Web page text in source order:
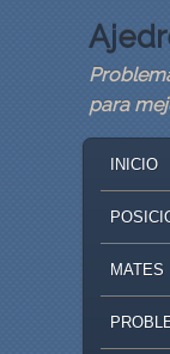
para
SKIP
SKIP
INICIO
MATES